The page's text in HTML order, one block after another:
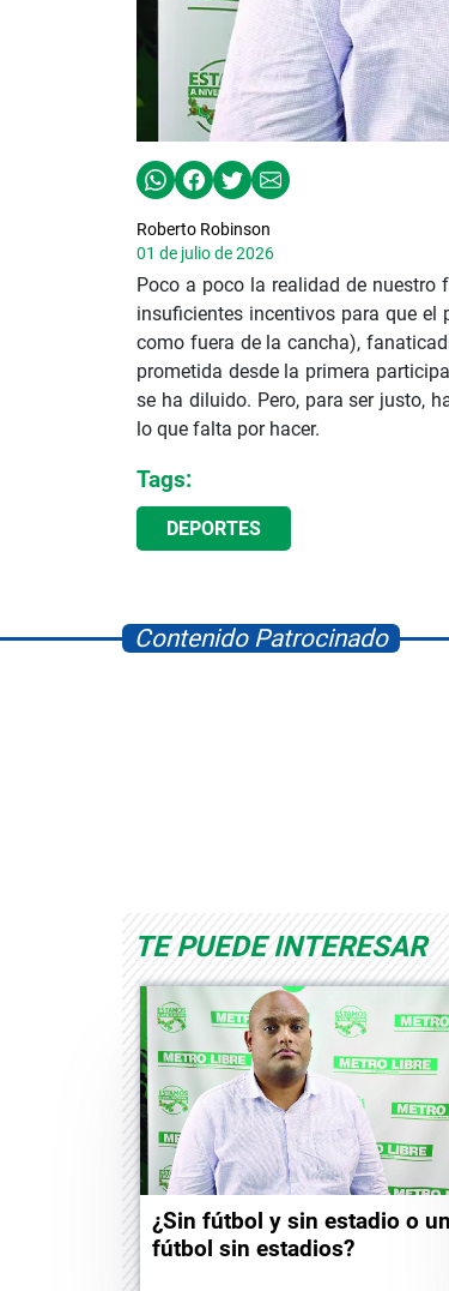
Roberto Robinson
01 de julio de 2026
Poco a poco la realidad de nuestro
insuficientes incentivos para que el
como fuera de la cancha),
prometida desde la primera
se ha diluido. Pero, para ser justo,
lo que falta por hacer.
Tags:
DEPORTES
Contenido Patrocinado
TE PUEDE INTERESAR
¿Sin fútbol y sin estadio o un
fútbol sin estadios?